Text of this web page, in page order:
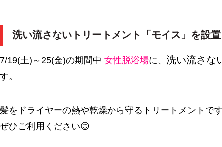
洗い流さないトリートメント「モイス」を設
7/19(土)～25(金)の期間中 女性脱浴場に、 洗い流さな
す。
髪をドライヤーの熱や乾燥から守るトリートメントで
ぜひご利用ください😊